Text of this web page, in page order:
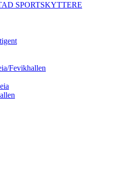
SPORTSKYTTERE
Fevikhallen